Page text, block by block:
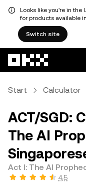
Looks like you're in the
for products available
Switch site
Start Calculator
ACT/SGD:
The AI
Act I: The AI
4,5